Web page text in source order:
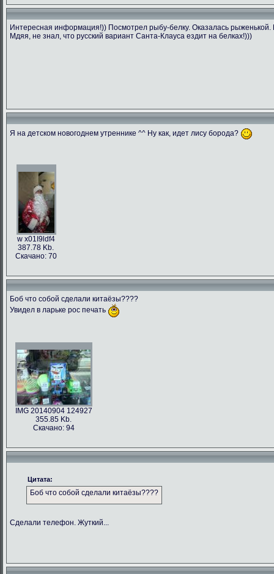
Интересная информация!)) Посмотрел рыбу-белку. Оказалась рыженькой.
Мдяя, не знал, что русский вариант Санта-Клауса ездит на белках!)))
Я на детском новогоднем утреннике ^^ Ну как, идет лису борода?
w x01I9ldf4
387.78 Kb.
Скачано: 70
Боб что собой сделали китаёзы????
Увидел в ларьке рос печать
IMG 20140904 124927
355.85 Kb.
Скачано: 94
Цитата:
Боб что собой сделали китаёзы????
Сделали телефон. Жуткий...